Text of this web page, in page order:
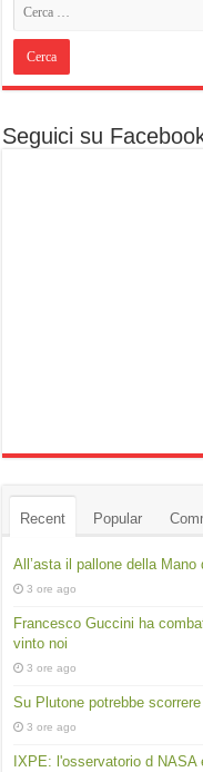
Seguici su
Recent Popular
All’asta il pallone della
3 ore ago
Francesco Guccini ha
vinto noi
3 ore ago
Su Plutone potrebbe
3 ore ago
IXPE: l'osservatorio d